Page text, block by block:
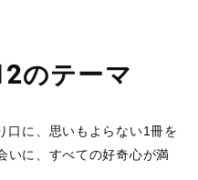
のテーマ
口に、思いもよらない1冊を
いに、すべての好奇心が満